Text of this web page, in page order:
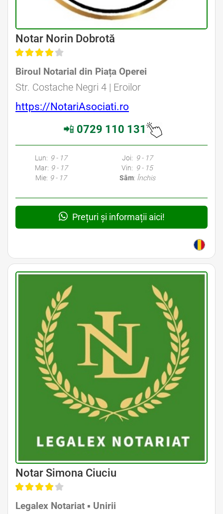
Avocat Specializat în Drept Civil • Avocat Specializat în Dreptul Familiei
Notar Norin Dobrotă
Biroul Notarial din Piața Operei
Str. Costache Negri 4 | Eroilor
https://NotariAsociati.ro
📲 0729 110 131
Avocati Bucuresti • Cabinete Avocatura Bucuresti • Avocati Specializati Bucuresti • Avocat Bun Bucuresti • Avocat Bucuresti • Bucuresti Avocat • Avocat
Lun: 9 - 17
Mar: 9 - 17
Mie: 9 - 17
Joi: 9 - 17
Vin: 9 - 15
Sâm: Închis
Prețuri și informații aici!
Avocat Specializat în Drept Civil • Avocat Specializat în Dreptul Familiei
Notar Simona Ciuciu
Legalex Notariat ▪︎ Unirii